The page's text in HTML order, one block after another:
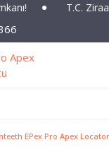
T.C.
EPex Pro Apex